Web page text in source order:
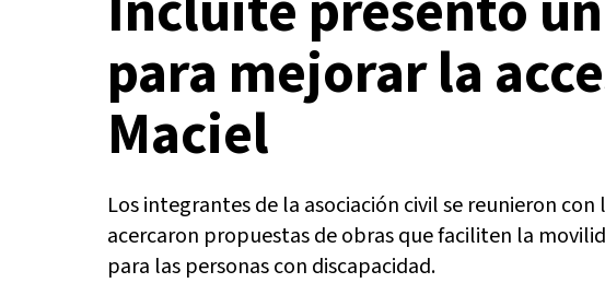
para mejorar la
Maciel
Los integrantes de la asociación civil se reunieron con
acercaron propuestas de obras que faciliten la
para las personas con discapacidad.